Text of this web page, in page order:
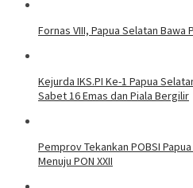
Fornas VIII, Papua Selatan Bawa
Kejurda IKS.PI Ke-1 Papua
Sabet 16 Emas dan Piala Bergilir
Pemprov Tekankan POBSI
Menuju PON XXII